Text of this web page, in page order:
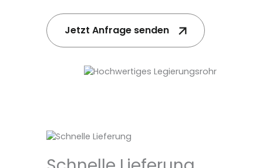
Jetzt Anfrage senden